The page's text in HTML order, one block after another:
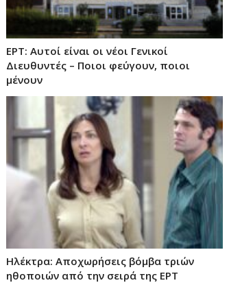
ΕΡΤ: Αυτοί είναι οι νέοι Γενικοί
Διευθυντές – Ποιοι φεύγουν, ποιοι
μένουν
Ηλέκτρα: Αποχωρήσεις βόμβα τριών
ηθοποιών από την σειρά της ΕΡΤ